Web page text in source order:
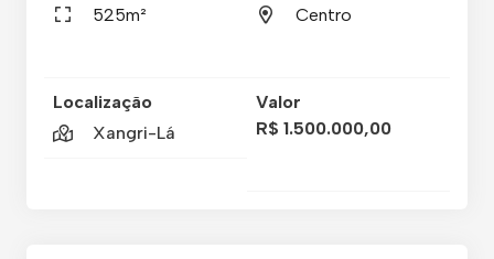
525m²
Centro
Localização
Xangri-Lá
Valor
R$ 1.500.000,00